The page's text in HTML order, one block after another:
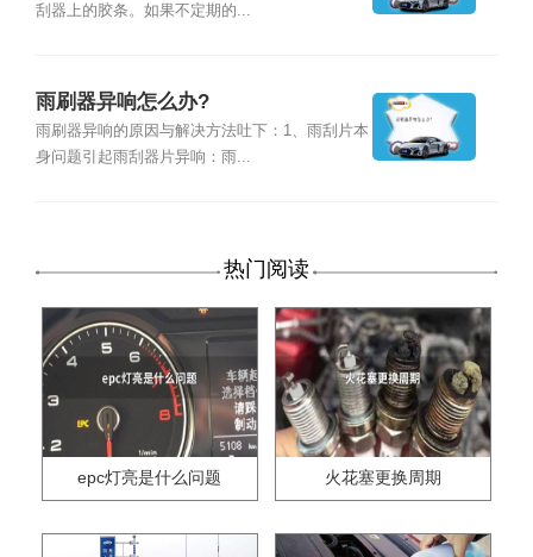
刮器上的胶条。如果不定期的...
雨刷器异响怎么办?
雨刷器异响的原因与解决方法吐下：1、雨刮片本
身问题引起雨刮器片异响：雨...
热门阅读
epc灯亮是什么问题 火花塞更换周期